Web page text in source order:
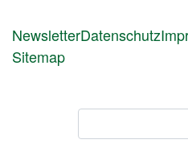
FUSSZEILENMENÜ
NewsletterDatenschutz
Sitemap